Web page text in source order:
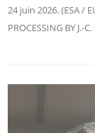
24 juin 2026. (ESA /
PROCESSING BY J.-